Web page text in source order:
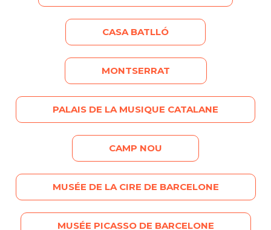
CASA BATLLÓ
MONTSERRAT
PALAIS DE LA MUSIQUE CATALANE
CAMP NOU
MUSÉE DE LA CIRE DE BARCELONE
MUSÉE PICASSO DE BARCELONE